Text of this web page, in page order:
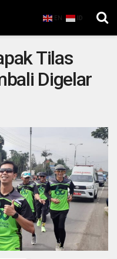
EN ID
Tilas
Digelar